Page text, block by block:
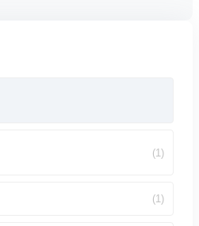
(1)
(1)